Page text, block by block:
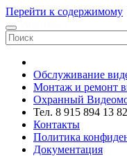
Перейти к содержимому
Обслуживание
Монтаж и ремонт
Охранный
Тел. 8 915 894 13 82
Контакты
Политика
Документация